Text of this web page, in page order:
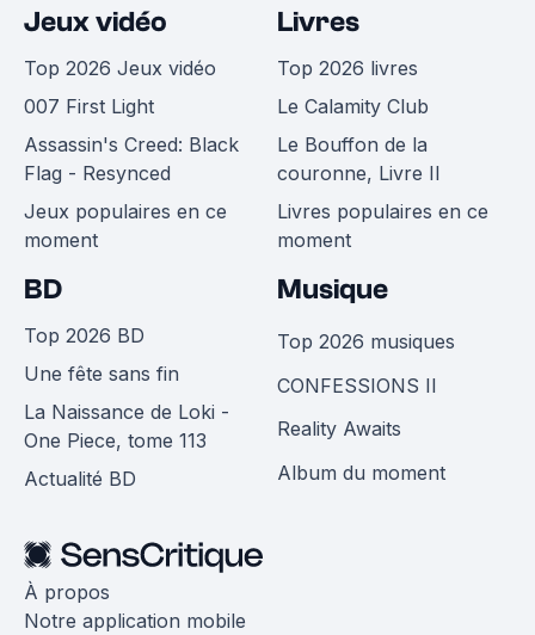
Jeux vidéo
Top 2026 Jeux vidéo
007 First Light
Assassin's Creed: Black
Flag - Resynced
Jeux populaires en ce
moment
Livres
Top 2026 livres
Le Calamity Club
Le Bouffon de la
couronne, Livre II
Livres populaires en ce
moment
BD
Top 2026 BD
Une fête sans fin
La Naissance de Loki -
One Piece, tome 113
Actualité BD
Musique
Top 2026 musiques
CONFESSIONS II
Reality Awaits
Album du moment
À propos
Notre application mobile